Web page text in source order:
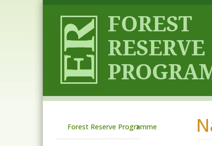
Forest Reserve Programme